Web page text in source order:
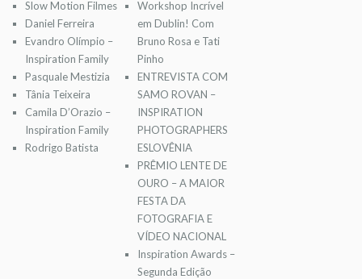
Slow Motion Filmes
Daniel Ferreira
Evandro Olímpio –
Inspiration Family
Pasquale Mestizia
Tânia Teixeira
Camila D’Orazio –
Inspiration Family
Rodrigo Batista
Workshop Incrível
em Dublin! Com
Bruno Rosa e Tati
Pinho
ENTREVISTA COM
SAMO ROVAN –
INSPIRATION
PHOTOGRAPHERS
ESLOVÊNIA
PRÊMIO LENTE DE
OURO – A MAIOR
FESTA DA
FOTOGRAFIA E
VÍDEO NACIONAL
Inspiration Awards –
Segunda Edição